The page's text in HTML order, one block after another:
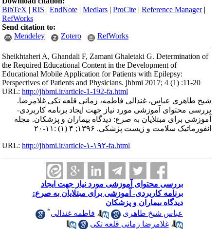
BibTeX |RIS |EndNote |Medlars |ProCite |Reference Manager
RefWorks
Send citation to:
Mendeley
Zotero RefWorks
Sheikhtaheri A, Ghandali F, Zamani Ghaletaki G. Determination of
the Required Educational Content in the Development of
Educational Mobile Application for Patients with Epilepsy:
Perspectives of Patients and Physicians. jhbmi 2017; 4 (1) :11-20
URL:http://jhbmi.ir/article-1-192-fa.html
شیخ طاهری عباس، غندالی فاطمه، زمانی قلعه تکی غلامرضا.
بررسی محتوای آموزشی مورد نیاز جهت ایجاد برنامه کاربردی-
آموزشی برای مبتلایان به صرع: دیدگاه بیماران و پزشکان. مجله
انفورماتیک سلامت و زیست پزشکی. ۱۳۹۶; ۴ (۱) :۱۱-۲۰
URL:http://jhbmi.ir/article-۱-۱۹۲-fa.html
بررسی محتوای آموزشی مورد نیاز جهت ایجاد
برنامه کاربردی- آموزشی برای مبتلایان به صرع:
دیدگاه بیماران و پزشکان
عباس شیخ طاهری
،فاطمه غندالی
،غلامرضا زمانی قلعه تکی